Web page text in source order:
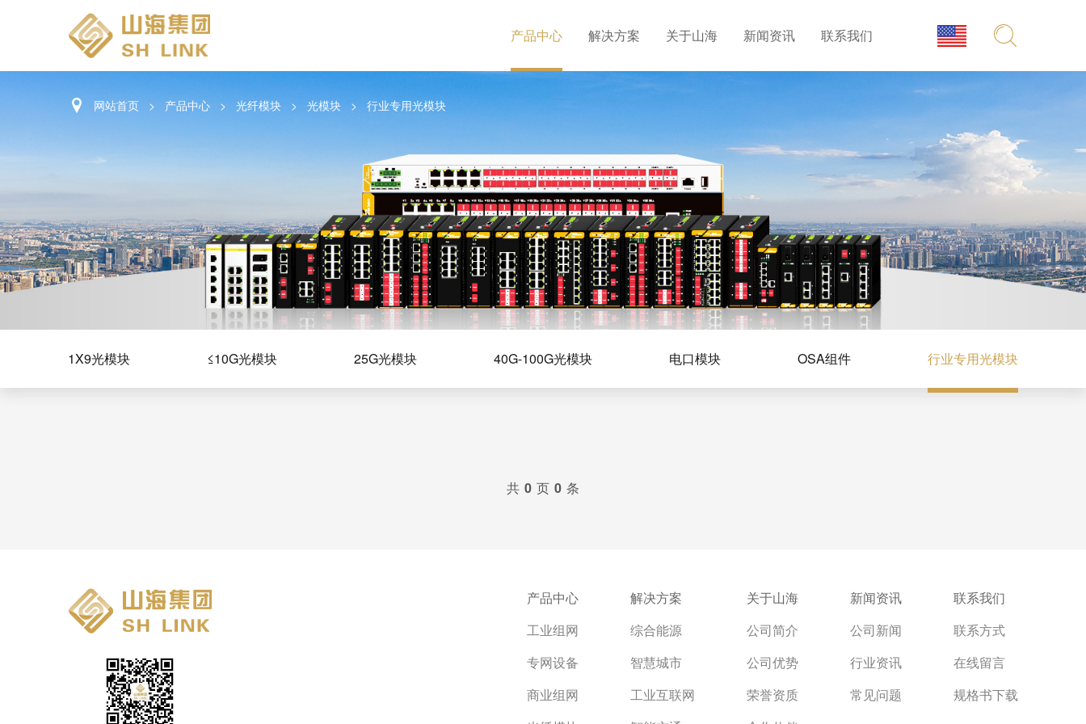
产品中心 解决方案 关于山海 新闻资讯 联系我们
网站首页 > 产品中心 > 光纤模块 > 光模块 > 行业专用光模块
1X9光模块 ≤10G光模块 25G光模块 40G-100G光模块 电口模块 OSA组件 行业专用光模块
共 0 页 0 条
产品中心
工业组网
专网设备
商业组网
解决方案
综合能源
智慧城市
工业互联网
关于山海
公司简介
公司优势
荣誉资质
新闻资讯
公司新闻
行业资讯
常见问题
联系我们
联系方式
在线留言
规格书下载